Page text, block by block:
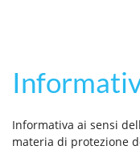
Informativa ai sensi
materia di protezione